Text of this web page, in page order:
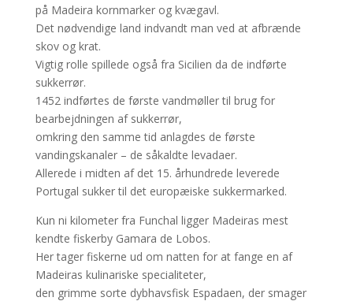
på Madeira kornmarker og kvægavl.
Det nødvendige land indvandt man ved at afbrænde
skov og krat.
Vigtig rolle spillede også fra Sicilien da de indførte
sukkerrør.
1452 indførtes de første vandmøller til brug for
bearbejdningen af sukkerrør,
omkring den samme tid anlagdes de første
vandingskanaler – de såkaldte levadaer.
Allerede i midten af det 15. århundrede leverede
Portugal sukker til det europæiske sukkermarked.
Kun ni kilometer fra Funchal ligger Madeiras mest
kendte fiskerby Gamara de Lobos.
Her tager fiskerne ud om natten for at fange en af
Madeiras kulinariske specialiteter,
den grimme sorte dybhavsfisk Espadaen, der smager